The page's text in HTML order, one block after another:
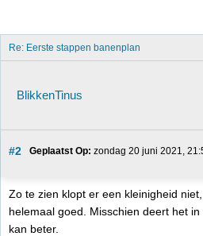
Re: Eerste stappen banenplan
BlikkenTinus
#2 Geplaatst Op: zondag 20 juni 2021,
Zo te zien klopt er een kleinigheid
helemaal goed. Misschien deert het
kan beter.